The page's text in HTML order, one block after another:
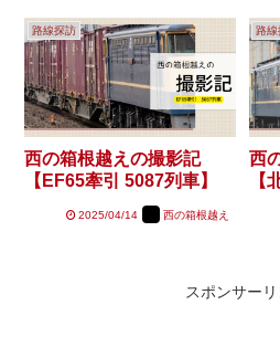
路線探訪
西の箱根越えの撮影記
【EF65牽引 5087列車】
2025/04/14 西の箱根越え
路線
西
【
スポンサーリ